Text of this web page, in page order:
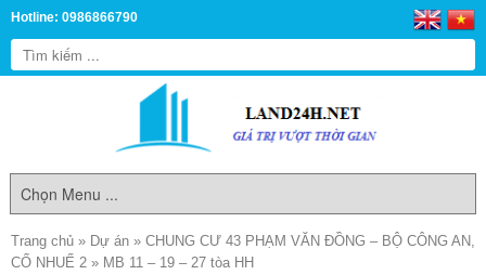
Hotline: 0986866790
Trang chủ » Dự án » CHUNG CƯ 43 PHẠM VĂN ĐỒNG – BỘ CÔNG AN,
CỔ NHUẾ 2 » MB 11 – 19 – 27 tòa HH